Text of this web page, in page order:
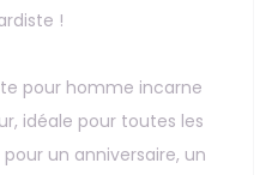
!
pour homme incarne
idéale pour toutes les
un anniversaire, un